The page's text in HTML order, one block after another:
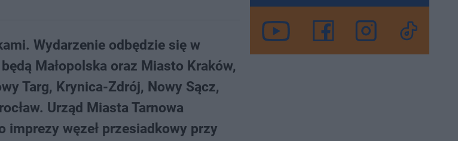
Wydarzenie odbędzie się w
Małopolska oraz Miasto Kraków,
Targ, Krynica-Zdrój, Nowy Sącz,
Urząd Miasta Tarnowa
imprezy węzeł przesiadkowy przy